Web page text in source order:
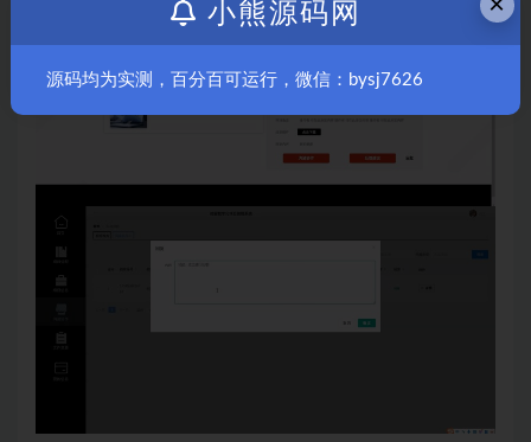
小熊源码网
源码均为实测，百分百可运行，微信：bysj7626